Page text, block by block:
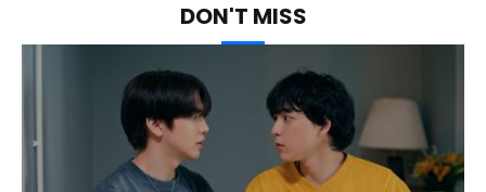
DON'T MISS